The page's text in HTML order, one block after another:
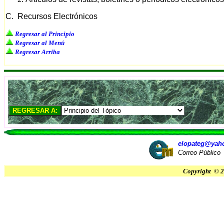
C. Recursos Electrónicos
Regresar al Principio
Regresar al Menú
Regresar Arriba
Correo Público
Copyright ©